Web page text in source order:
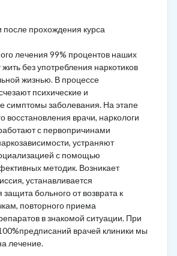
после прохождения курса
лечения 99% процентов наших
без употребления наркотиков
жизнью. В процессе
психические и
симптомы заболевания. На этапе
восстановления врачи, наркологи
с первопричинами
устраняют
с помощью
методик. Возникает
устанавливается
защита больного от возврата к
повторного приема
в знакомой ситуации. При
врачей клиники мы
лечение.